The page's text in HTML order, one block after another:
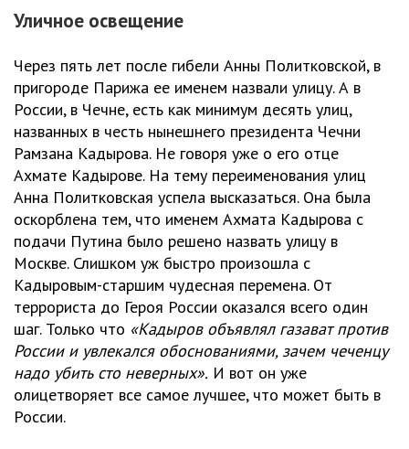
Уличное освещение
Через пять лет после гибели Анны Политковской, в
пригороде Парижа ее именем назвали улицу. А в
России, в Чечне, есть как минимум десять улиц,
названных в честь нынешнего президента Чечни
Рамзана Кадырова. Не говоря уже о его отце
Ахмате Кадырове. На тему переименования улиц
Анна Политковская успела высказаться. Она была
оскорблена тем, что именем Ахмата Кадырова с
подачи Путина было решено назвать улицу в
Москве. Слишком уж быстро произошла с
Кадыровым-старшим чудесная перемена. От
террориста до Героя России оказался всего один
шаг. Только что «Кадыров объявлял газават против
России и увлекался обоснованиями, зачем чеченцу
надо убить сто неверных». И вот он уже
олицетворяет все самое лучшее, что может быть в
России.